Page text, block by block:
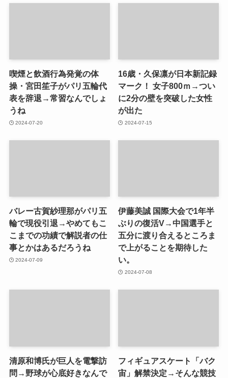
喫煙と飲酒行為発覚の体
操・宮田笙子がパリ五輪代
表を辞退→常習なんでしょ
うね
2024-07-20
16歳・久保凛が日本新記録
マーク！ 女子800ｍ→つい
に2分の壁を突破した女性
が出た
2024-07-15
バレー古賀紗理那がパリ五
輪で現役引退→やめてもこ
こまでの功績で解説者の仕
事とかはあるだろうね
2024-07-09
伊藤美誠 国際大会で1年半
ぶりの復活V→中国選手と
五分に渡り合えるところま
で上がることを期待した
い。
2024-07-08
清原和博氏が巨人を電撃訪
問→野球が心底好きなんで
フィギュアスケート「バク
宙」解禁決定→そんな競技